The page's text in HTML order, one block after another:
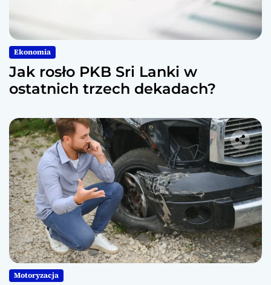
Ekonomia
Jak rosło PKB Sri Lanki w
ostatnich trzech dekadach?
Motoryzacja